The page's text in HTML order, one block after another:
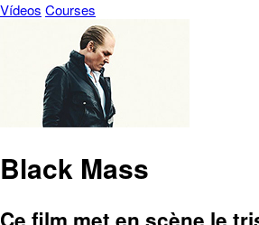
Vídeos Courses
Black Mass